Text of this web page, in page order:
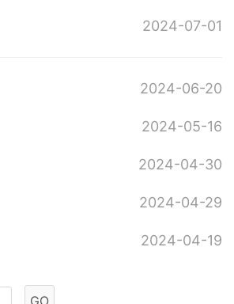
2024-07-01
2024-06-20
2024-05-16
2024-04-30
2024-04-29
2024-04-19
GO